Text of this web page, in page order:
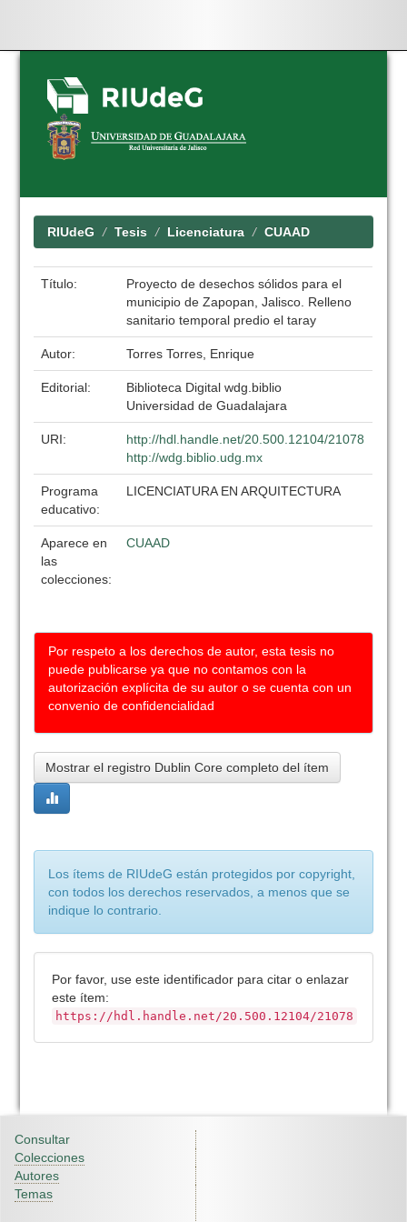
Skip
navigation
RIUdeG Tesis Licenciatura CUAAD
Título:
Proyecto de desechos sólidos para el
municipio de Zapopan, Jalisco. Relleno
sanitario temporal predio el taray
Autor: Torres Torres, Enrique
Editorial:
Biblioteca Digital wdg.biblio
Universidad de Guadalajara
URI:
http://hdl.handle.net/20.500.12104/21078
http://wdg.biblio.udg.mx
Programa
educativo:
LICENCIATURA EN ARQUITECTURA
Aparece en
las
colecciones:
CUAAD
Por respeto a los derechos de autor, esta tesis no
puede publicarse ya que no contamos con la
autorización explícita de su autor o se cuenta con un
convenio de confidencialidad
Mostrar el registro Dublin Core completo del ítem
Los ítems de RIUdeG están protegidos por copyright,
con todos los derechos reservados, a menos que se
indique lo contrario.
Por favor, use este identificador para citar o enlazar
este ítem:
https://hdl.handle.net/20.500.12104/21078
Consultar
Colecciones
Autores
Temas